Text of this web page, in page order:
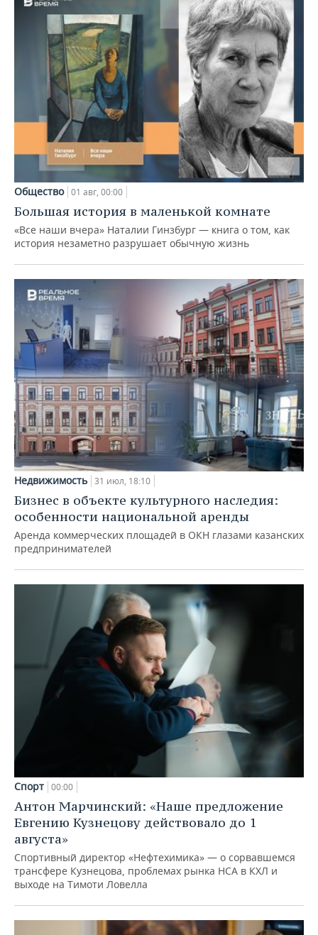
Общество 01 авг, 00:00
Большая история в маленькой комнате
«Все наши вчера» Наталии Гинзбург — книга о том, как
история незаметно разрушает обычную жизнь
Недвижимость 31 июл, 18:10
Бизнес в объекте культурного наследия:
особенности национальной аренды
Аренда коммерческих площадей в ОКН глазами казанских
предпринимателей
Спорт 00:00
Антон Марчинский: «Наше предложение
Евгению Кузнецову действовало до 1
августа»
Спортивный директор «Нефтехимика» — о сорвавшемся
трансфере Кузнецова, проблемах рынка НСА в КХЛ и
выходе на Тимоти Ловелла